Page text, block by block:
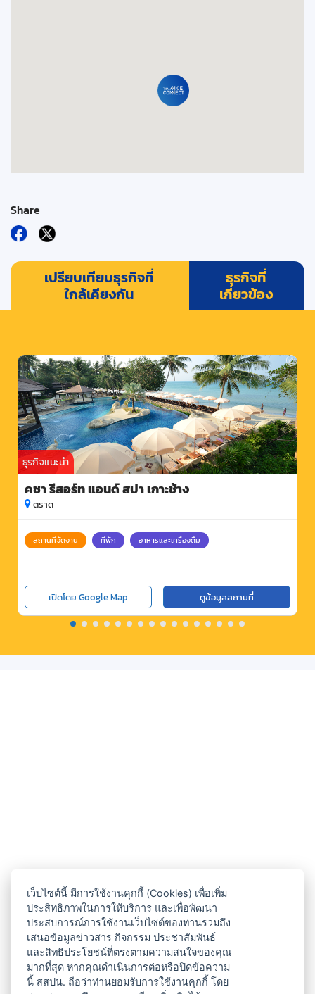
Share
เปรียบเทียบธุรกิจที่
ใกล้เคียงกัน
ธุรกิจที่
เกี่ยวข้อง
ธุรกิจแนะนำ
คชา รีสอร์ท แอนด์ สปา เกาะช้าง
ตราด
สถานที่จัดงาน ที่พัก อาหารและเครื่องดื่ม
เปิดโดย Google Map ดูข้อมูลสถานที่
เว็บไซต์นี้ มีการใช้งานคุกกี้ (Cookies) เพื่อเพิ่ม
ประสิทธิภาพในการให้บริการ และเพื่อพัฒนา
ประสบการณ์การใช้งานเว็บไซต์ของท่านรวมถึง
เสนอข้อมูลข่าวสาร กิจกรรม ประชาสัมพันธ์
และสิทธิประโยชน์ที่ตรงตามความสนใจของคุณ
มากที่สุด หากคุณดำเนินการต่อหรือปิดข้อความ
นี้ สสปน. ถือว่าท่านยอมรับการใช้งานคุกกี้ โดย